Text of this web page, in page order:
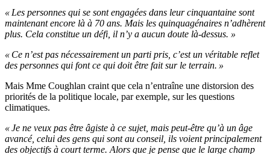
« Les personnes qui se sont engagées dans leur cinquantaine sont
maintenant encore là à 70 ans. Mais les quinquagénaires n’adhèrent
plus. Cela constitue un défi, il n’y a aucun doute là-dessus. »
« Ce n’est pas nécessairement un parti pris, c’est un véritable reflet
des personnes qui font ce qui doit être fait sur le terrain. »
Mais Mme Coughlan craint que cela n’entraîne une distorsion des
priorités de la politique locale, par exemple, sur les questions
climatiques.
« Je ne veux pas être âgiste à ce sujet, mais peut-être qu’à un âge
avancé, celui des gens qui sont au conseil, ils voient principalement
des objectifs à court terme. Alors que je pense que le large champ